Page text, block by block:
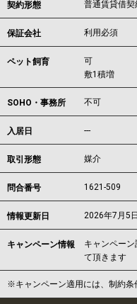
契約形態 普通賃貸借契
保証会社 利用必須
ペット飼育
可
敷1積増
SOHO・事務所 不可
入居日 ---
取引形態 媒介
問合番号 1621-509
情報更新日 2026年7月5日
キャンペーン情報
キャンペー
て頂きます
※キャンペーン適用には、制約条